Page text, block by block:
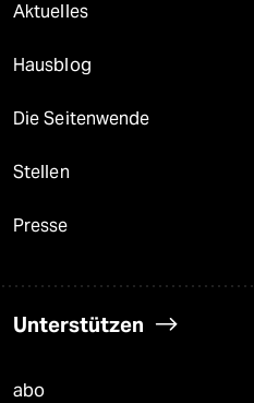
Aktuelles
Hausblog
Die Seitenwende
Stellen
Presse
Unterstützen
abo